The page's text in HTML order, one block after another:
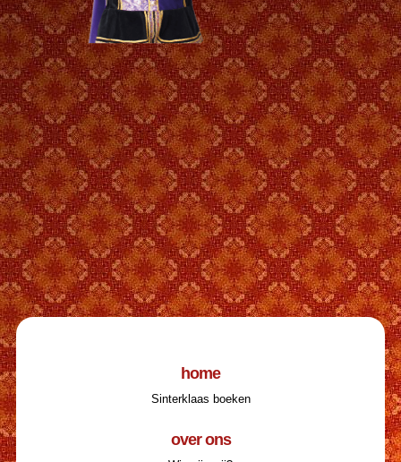
home
Sinterklaas boeken
over ons